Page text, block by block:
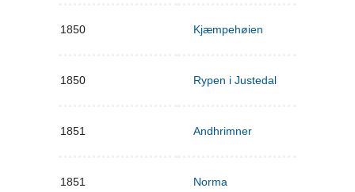
1850 Kjæmpehøien
1850 Rypen i Justedal
1851 Andhrimner
1851 Norma